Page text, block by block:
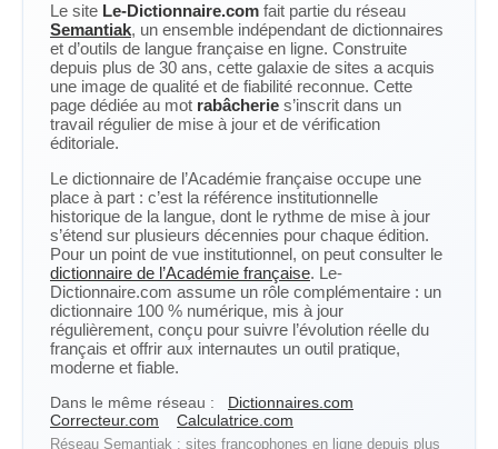
Le site Le-Dictionnaire.com fait partie du réseau
Semantiak, un ensemble indépendant de dictionnaires
et d’outils de langue française en ligne. Construite
depuis plus de 30 ans, cette galaxie de sites a acquis
une image de qualité et de fiabilité reconnue. Cette
page dédiée au mot rabâcherie s’inscrit dans un
travail régulier de mise à jour et de vérification
éditoriale.
Le dictionnaire de l’Académie française occupe une
place à part : c’est la référence institutionnelle
historique de la langue, dont le rythme de mise à jour
s’étend sur plusieurs décennies pour chaque édition.
Pour un point de vue institutionnel, on peut consulter le
dictionnaire de l’Académie française. Le-
Dictionnaire.com assume un rôle complémentaire : un
dictionnaire 100 % numérique, mis à jour
régulièrement, conçu pour suivre l’évolution réelle du
français et offrir aux internautes un outil pratique,
moderne et fiable.
Dans le même réseau :
Dictionnaires.com
Correcteur.com
Calculatrice.com
Réseau Semantiak : sites francophones en ligne depuis plus